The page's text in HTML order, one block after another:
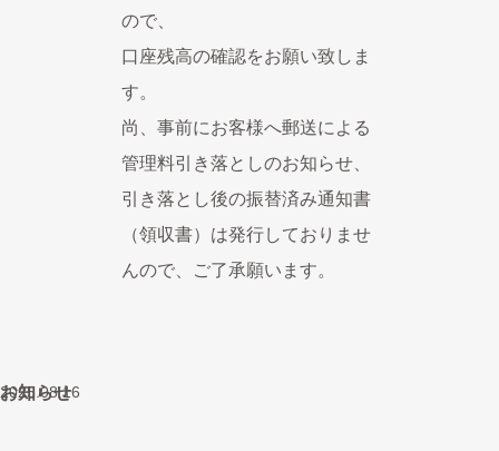
ので、
口座残高の確認をお願い致しま
す。
尚、事前にお客様へ郵送による
管理料引き落としのお知らせ、
引き落とし後の振替済み通知書
（領収書）は発行しておりませ
んので、ご了承願います。
お知らせ
2025.08.16